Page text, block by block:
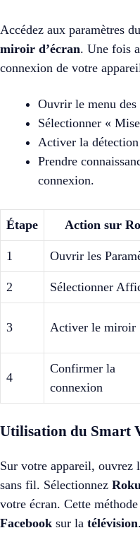
Accédez aux paramètres du
miroir d’écran. Une fois
connexion de votre
Ouvrir le menu des
Sélectionner «
Activer la détection
Prendre
connexion.
Étape Action sur
1 Ouvrir les
2 Sélectionner
3 Activer le miroir
4
Confirmer la
connexion
Utilisation du Smart
Sur votre appareil, ouvrez
sans fil. Sélectionnez
votre écran. Cette
Facebook sur la télévision.